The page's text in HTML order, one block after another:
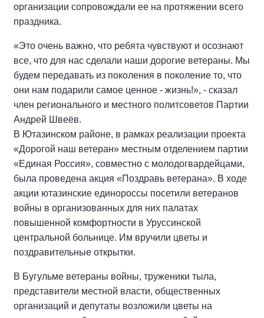
организации сопровождали ее на протяжении всего
праздника.
«Это очень важно, что ребята чувствуют и осознают
все, что для нас сделали наши дорогие ветераны. Мы
будем передавать из поколения в поколение то, что
они нам подарили самое ценное - жизнь!», - сказал
член регионального и местного политсоветов Партии
Андрей Швеёв.
В Ютазинском районе, в рамках реализации проекта
«Дорогой наш ветеран» местным отделением партии
«Единая Россия», совместно с молодогвардейцами,
была проведена акция «Поздравь ветерана». В ходе
акции ютазинские единороссы посетили ветеранов
войны в организованных для них палатах
повышенной комфортности в Уруссинской
центральной больнице. Им вручили цветы и
поздравительные открытки.
В Бугульме ветераны войны, труженики тыла,
представители местной власти, общественных
организаций и депутаты возложили цветы на